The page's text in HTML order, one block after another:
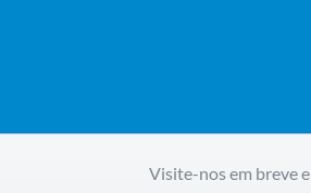
Visite-nos em breve